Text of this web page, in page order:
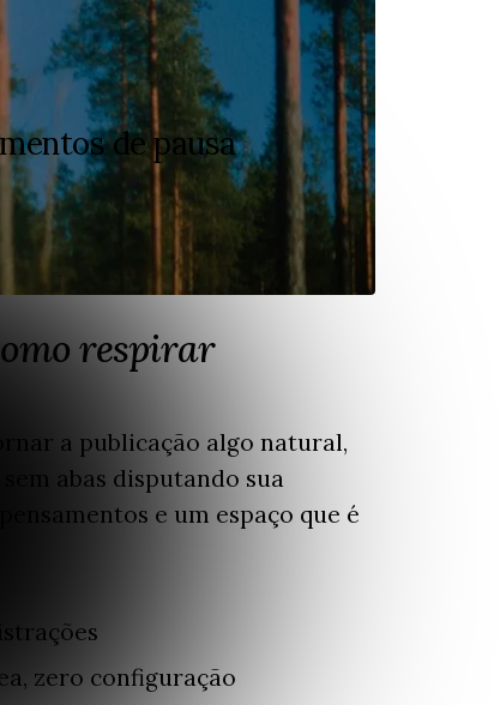
de pausa
respirar
a publicação algo natural,
sem abas disputando sua
e um espaço que é
zero configuração